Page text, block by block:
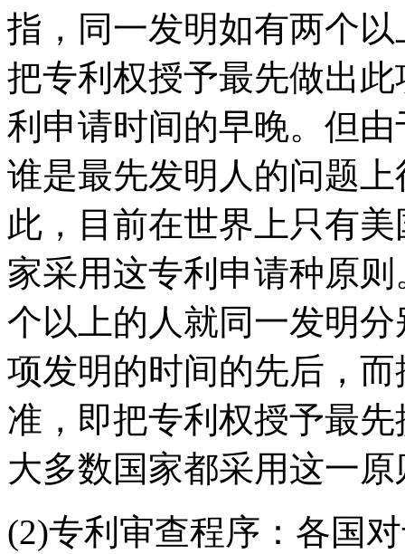
指，同一发明如有两个
把专利权授予最先做出
利申请时间的早晚。但
谁是最先发明人的问题
此，目前在世界上只有
家采用这专利申请种原
个以上的人就同一发明
项发明的时间的先后，
准，即把专利权授予最
大多数国家都采用这一原
(2)专利审查程序：各国